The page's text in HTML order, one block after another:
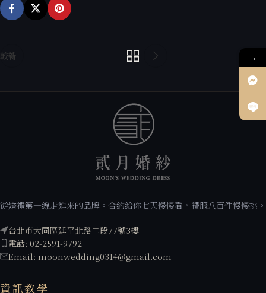
較新 較舊
從婚禮第一線走進來的品牌。合約給你七天慢慢看，禮服八百件慢慢挑。
台北市大同區延平北路二段77號3樓
電話: 02-2591-9792
Email: moonwedding0314@gmail.com
資訊教學
→